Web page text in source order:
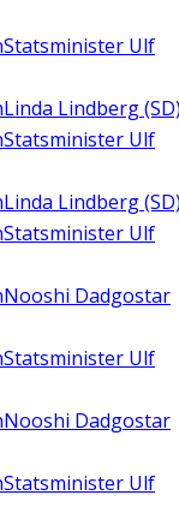
Statsminister Ulf
Linda Lindberg
Statsminister Ulf
Linda Lindberg
Statsminister Ulf
Nooshi Dadgostar
Statsminister Ulf
Nooshi Dadgostar
Statsminister Ulf